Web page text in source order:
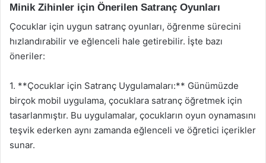
Minik Zihinler için Önerilen Satranç Oyunları
Çocuklar için uygun satranç oyunları, öğrenme sürecini
hızlandırabilir ve eğlenceli hale getirebilir. İşte bazı
öneriler:
1. **Çocuklar için Satranç Uygulamaları:** Günümüzde
birçok mobil uygulama, çocuklara satranç öğretmek için
tasarlanmıştır. Bu uygulamalar, çocukların oyun oynamasını
teşvik ederken aynı zamanda eğlenceli ve öğretici içerikler
sunar.